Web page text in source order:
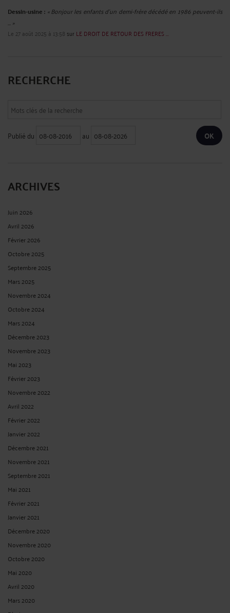
Dessin-usine : « Bonjour les enfants d'un demi-frère décédé en 1986 peuvent-ils
... »
Le 27 août 2025 à 13:58 sur LE DROIT DE RETOUR DES FRERES ...
RECHERCHE
Publié du au
ARCHIVES
Juin 2026
Avril 2026
Février 2026
Octobre 2025
Septembre 2025
Mars 2025
Novembre 2024
Octobre 2024
Mars 2024
Décembre 2023
Novembre 2023
Mai 2023
Février 2023
Novembre 2022
Avril 2022
Février 2022
Janvier 2022
Décembre 2021
Novembre 2021
Septembre 2021
Mai 2021
Février 2021
Janvier 2021
Décembre 2020
Novembre 2020
Octobre 2020
Mai 2020
Avril 2020
Mars 2020